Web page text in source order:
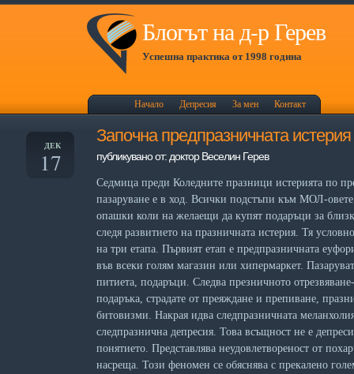
Блогът на д-р Герев
Успешна практика от 1998 година
Начало Депресия За мен Контакт
ДЕК
17
Започна предпразничната истерия
публикувано от: доктор Веселин Герев
Седмица преди Коледните празници истерията по
пазаруване е в ход. Всички подстъпи към МОЛ-
опашки коли на желаещи да купят подаръци за
следя развитието на празничната истерия. Тя
на три етапа. Първият етап е предпразничната
във всеки голям магазин или хипермаркет.
питиета, подаръци. Следва презничното
подаръка, страдате от преяждане и препиване,
битовизми. Накрая идва следпразничната
следпразнична депресия. Това всъщност не е
понятието. Представлява неудовлетвореност от
насреща. Този феномен се обяснява с прекалено